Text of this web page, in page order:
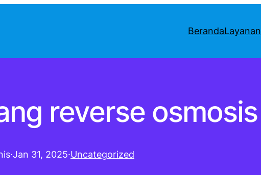
BerandaLayanan
reverse osmosis
·Jan 31, 2025·Uncategorized